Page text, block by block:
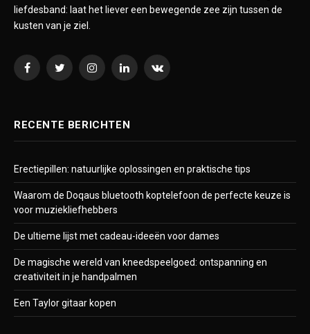
liefdesband: laat het liever een bewegende zee zijn tussen de
kusten van je ziel.
FacebookTwitterInstagramLinkedInVKontakte
RECENTE BERICHTEN
Erectiepillen: natuurlijke oplossingen en praktische tips
Waarom de Doqaus bluetooth koptelefoon de perfecte keuze is
voor muziekliefhebbers
De ultieme lijst met cadeau-ideeën voor dames
De magische wereld van kneedspeelgoed: ontspanning en
creativiteit in je handpalmen
Een Taylor gitaar kopen